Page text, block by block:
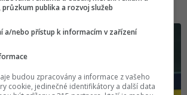
průzkum publika a rozvoj služeb
a/nebo přístup k informacím v zařízení
budou zpracovány a informace z vašeho
cookie, jedinečné identifikátory a další data